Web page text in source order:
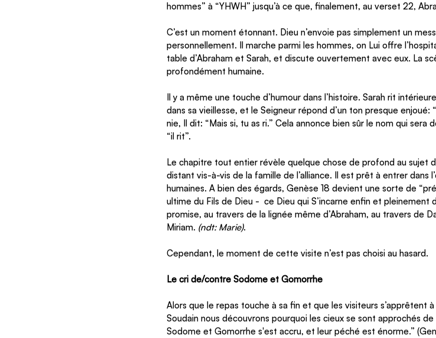
hommes” à “YHWH” jusqu’à ce que, finalement, au verset 22,
C’est un moment étonnant. Dieu n’envoie pas simplement un
personnellement. Il marche parmi les hommes, on Lui offre
table d’Abraham et Sarah, et discute ouvertement avec eux. La
profondément humaine.
Il y a même une touche d’humour dans l’histoire. Sarah rit
dans sa vieillesse, et le Seigneur répond d’un ton presque enjoué:
nie, Il dit: “Mais si, tu as ri.” Cela annonce bien sûr le nom qui sera
“il rit”.
Le chapitre tout entier révèle quelque chose de profond au sujet
distant vis-à-vis de la famille de l’alliance. Il est prêt à entrer dans
humaines. A bien des égards, Genèse 18 devient une sorte de
ultime du Fils de Dieu -  ce Dieu qui S’incarne enfin et pleinement
promise, au travers de la lignée même d’Abraham, au travers de
Miriam. (ndt: Marie).
Cependant, le moment de cette visite n’est pas choisi au hasard.
Le cri de/contre Sodome et Gomorrhe
Alors que le repas touche à sa fin et que les visiteurs s’apprêtent
Soudain nous découvrons pourquoi les cieux se sont approchés
Sodome et Gomorrhe s'est accru, et leur péché est énorme.”